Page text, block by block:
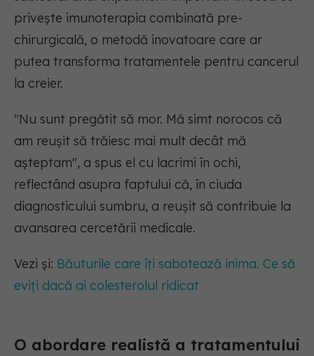
privește imunoterapia combinată pre-
chirurgicală, o metodă inovatoare care ar
putea transforma tratamentele pentru cancerul
la creier.
"Nu sunt pregătit să mor. Mă simt norocos că
am reușit să trăiesc mai mult decât mă
așteptam", a spus el cu lacrimi în ochi,
reflectând asupra faptului că, în ciuda
diagnosticului sumbru, a reușit să contribuie la
avansarea cercetării medicale.
Vezi și: Băuturile care îți sabotează inima. Ce să
eviți dacă ai colesterolul ridicat
O abordare realistă a tratamentului